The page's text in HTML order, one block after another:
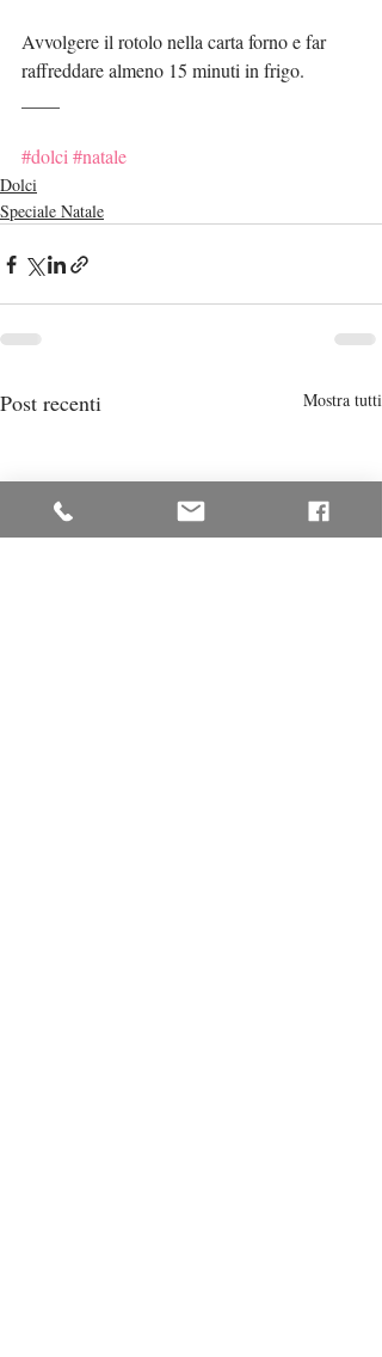
Avvolgere il rotolo nella carta forno e far
raffreddare almeno 15 minuti in frigo.
#dolci#natale
Dolci
Speciale Natale
Post recenti Mostra tutti